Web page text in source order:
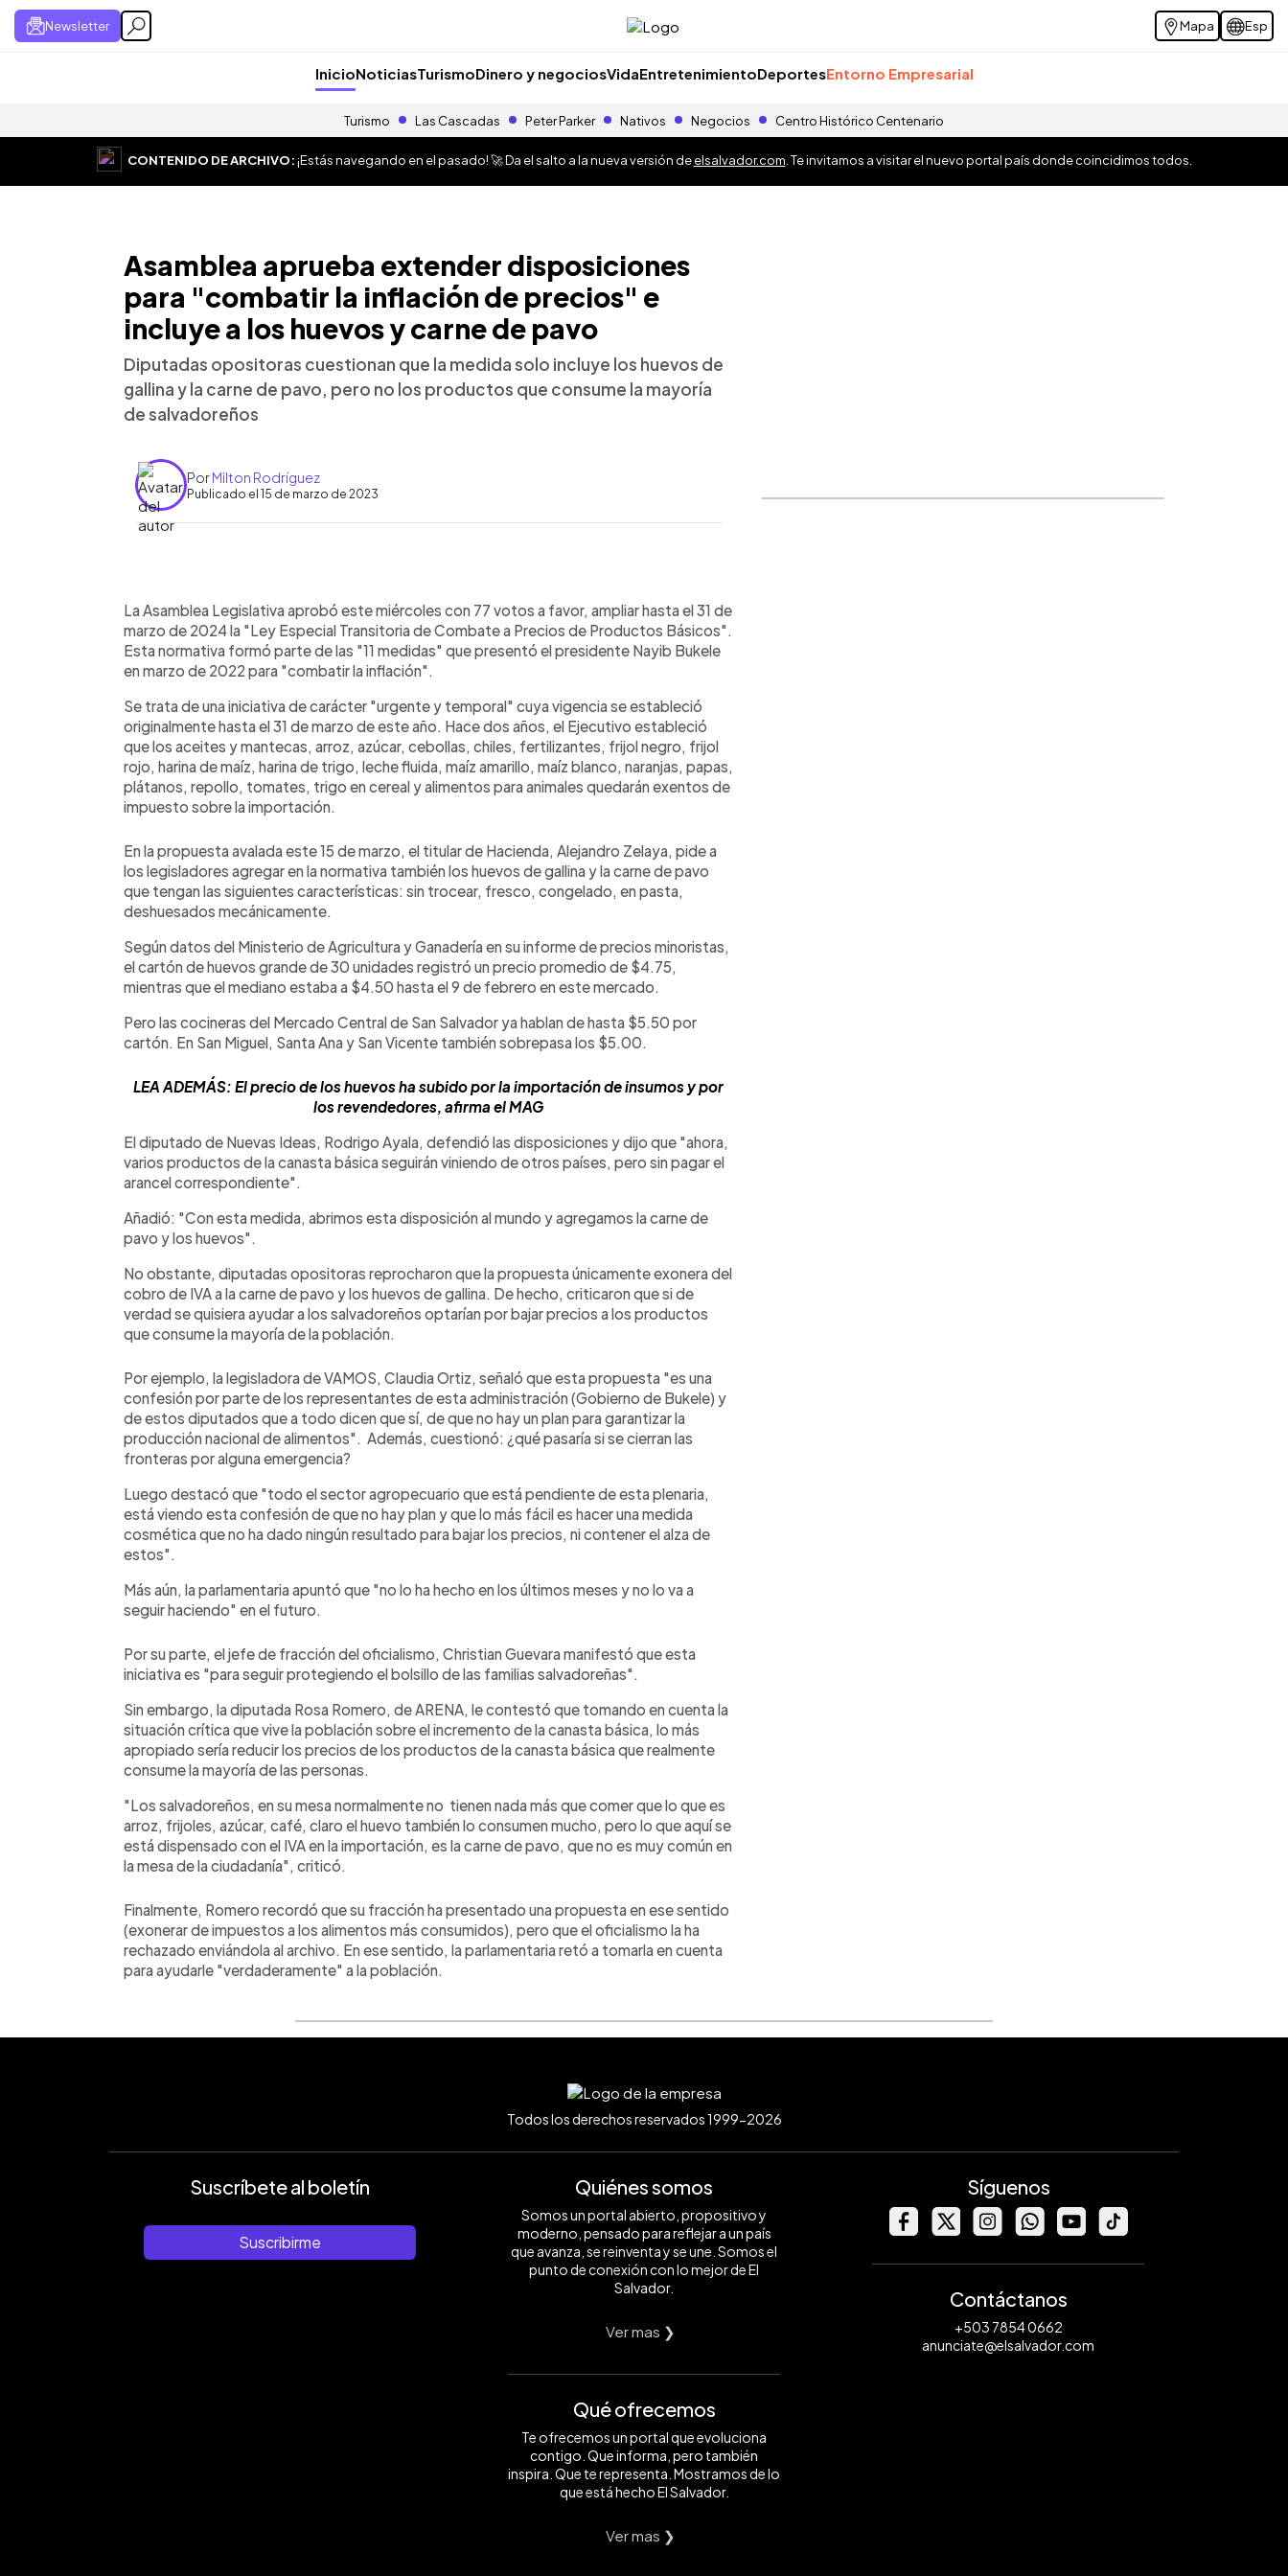
Newsletter Mapa Esp
InicioNoticiasTurismoDinero y negociosVidaEntretenimientoDeportesEntorno Empresarial
Turismo Las Cascadas Peter Parker Nativos Negocios Centro Histórico Centenario
CONTENIDO DE ARCHIVO:¡Estás navegando en el pasado! 🚀 Da el salto a la nueva versión deelsalvador.com . Te invitamos a visitar el nuevo portal país donde coincidimos todos.
Asamblea aprueba extender disposiciones
para "combatir la inflación de precios" e
incluye a los huevos y carne de pavo
Diputadas opositoras cuestionan que la medida solo incluye los huevos de
gallina y la carne de pavo, pero no los productos que consume la mayoría
de salvadoreños
PorMilton Rodríguez
Publicado el 15 de marzo de 2023
► Escuchar artículo
La Asamblea Legislativa aprobó este miércoles con 77 votos a favor, ampliar hasta el 31 de
marzo de 2024 la "Ley Especial Transitoria de Combate a Precios de Productos Básicos".
Esta normativa formó parte de las "11 medidas" que presentó el presidente Nayib Bukele
en marzo de 2022 para "combatir la inflación".
Se trata de una iniciativa de carácter "urgente y temporal" cuya vigencia se estableció
originalmente hasta el 31 de marzo de este año. Hace dos años, el Ejecutivo estableció
que los aceites y mantecas, arroz, azúcar, cebollas, chiles, fertilizantes, frijol negro, frijol
rojo, harina de maíz, harina de trigo, leche fluida, maíz amarillo, maíz blanco, naranjas, papas,
plátanos, repollo, tomates, trigo en cereal y alimentos para animales quedarán exentos de
impuesto sobre la importación.
En la propuesta avalada este 15 de marzo, el titular de Hacienda, Alejandro Zelaya, pide a
los legisladores agregar en la normativa también los huevos de gallina y la carne de pavo
que tengan las siguientes características: sin trocear, fresco, congelado, en pasta,
deshuesados mecánicamente.
Según datos del Ministerio de Agricultura y Ganadería en su informe de precios minoristas,
el cartón de huevos grande de 30 unidades registró un precio promedio de $4.75,
mientras que el mediano estaba a $4.50 hasta el 9 de febrero en este mercado.
Pero las cocineras del Mercado Central de San Salvador ya hablan de hasta $5.50 por
cartón. En San Miguel, Santa Ana y San Vicente también sobrepasa los $5.00.
LEA ADEMÁS: El precio de los huevos ha subido por la importación de insumos y por
los revendedores, afirma el MAG
El diputado de Nuevas Ideas, Rodrigo Ayala, defendió las disposiciones y dijo que "ahora,
varios productos de la canasta básica seguirán viniendo de otros países, pero sin pagar el
arancel correspondiente".
Añadió: "Con esta medida, abrimos esta disposición al mundo y agregamos la carne de
pavo y los huevos".
No obstante, diputadas opositoras reprocharon que la propuesta únicamente exonera del
cobro de IVA a la carne de pavo y los huevos de gallina. De hecho, criticaron que si de
verdad se quisiera ayudar a los salvadoreños optarían por bajar precios a los productos
que consume la mayoría de la población.
Por ejemplo, la legisladora de VAMOS, Claudia Ortiz, señaló que esta propuesta "es una
confesión por parte de los representantes de esta administración (Gobierno de Bukele) y
de estos diputados que a todo dicen que sí, de que no hay un plan para garantizar la
producción nacional de alimentos". Además, cuestionó: ¿qué pasaría si se cierran las
fronteras por alguna emergencia?
Luego destacó que "todo el sector agropecuario que está pendiente de esta plenaria,
está viendo esta confesión de que no hay plan y que lo más fácil es hacer una medida
cosmética que no ha dado ningún resultado para bajar los precios, ni contener el alza de
estos".
Más aún, la parlamentaria apuntó que "no lo ha hecho en los últimos meses y no lo va a
seguir haciendo" en el futuro.
Por su parte, el jefe de fracción del oficialismo, Christian Guevara manifestó que esta
iniciativa es "para seguir protegiendo el bolsillo de las familias salvadoreñas".
Sin embargo, la diputada Rosa Romero, de ARENA, le contestó que tomando en cuenta la
situación crítica que vive la población sobre el incremento de la canasta básica, lo más
apropiado sería reducir los precios de los productos de la canasta básica que realmente
consume la mayoría de las personas.
"Los salvadoreños, en su mesa normalmente no tienen nada más que comer que lo que es
arroz, frijoles, azúcar, café, claro el huevo también lo consumen mucho, pero lo que aquí se
está dispensado con el IVA en la importación, es la carne de pavo, que no es muy común en
la mesa de la ciudadanía", criticó.
Finalmente, Romero recordó que su fracción ha presentado una propuesta en ese sentido
(exonerar de impuestos a los alimentos más consumidos), pero que el oficialismo la ha
rechazado enviándola al archivo. En ese sentido, la parlamentaria retó a tomarla en cuenta
para ayudarle "verdaderamente" a la población.
Todos los derechos reservados 1999-2026
Suscríbete al boletín
Suscribirme
Quiénes somos
Somos un portal abierto, propositivo y
moderno, pensado para reflejar a un país
que avanza, se reinventa y se une. Somos el
punto de conexión con lo mejor de El
Salvador.
Ver mas ❯
Qué ofrecemos
Te ofrecemos un portal que evoluciona
contigo. Que informa, pero también
inspira. Que te representa. Mostramos de lo
que está hecho El Salvador.
Ver mas ❯
Síguenos
Contáctanos
+503 7854 0662
anunciate@elsalvador.com